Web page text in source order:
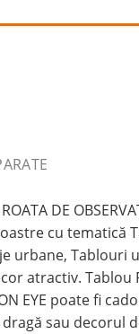
DE
cu tematică
urbane, Tablouri
atractiv. Tablou
EYE poate fi
sau decorul